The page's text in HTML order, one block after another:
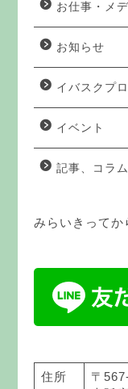
お仕事・メ
お知らせ
イバスクプ
イベント
記事、コラム
みらいきってか
住所
〒